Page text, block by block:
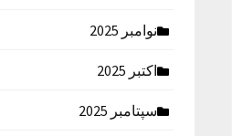
نوامبر 2025
اکتبر 2025
سپتامبر 2025